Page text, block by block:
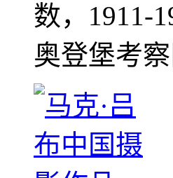
数，1911-
奥登堡考